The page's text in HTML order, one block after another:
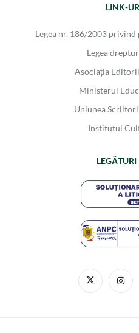
LINK-
Legea nr. 186/2003
Legea
Asociația
Ministerul
Uniunea
Institutul
LEGĂTURI